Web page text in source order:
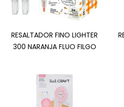
RESALTADOR FINO LIGHTER
300 NARANJA FLUO FILGO